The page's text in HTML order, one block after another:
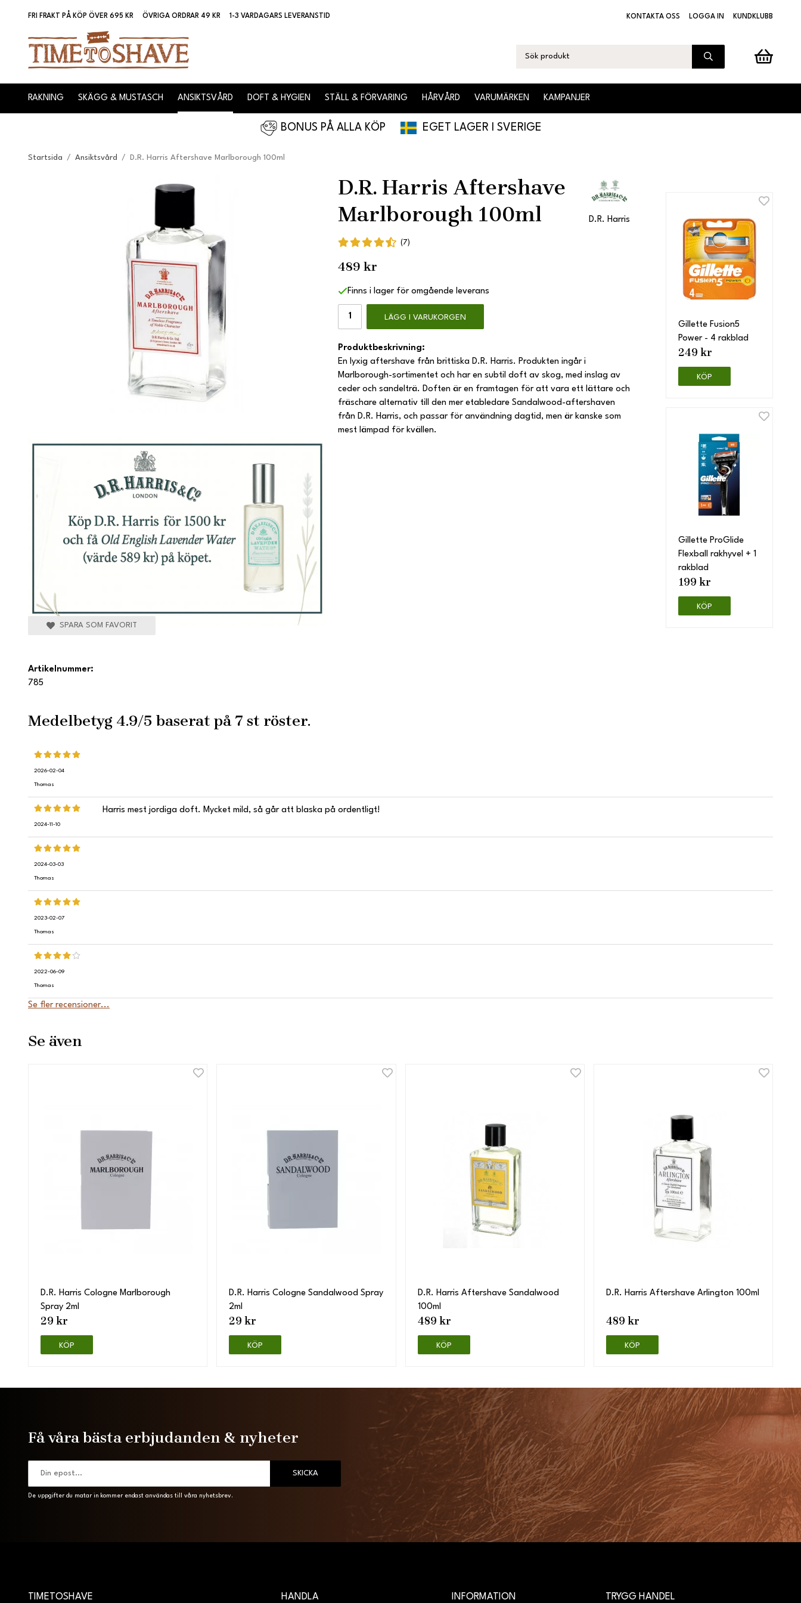
FRI FRAKT PÅ KÖP ÖVER 695 KR ÖVRIGA ORDRAR 49 KR 1-3 VARDAGARS LEVERANSTID KONTAKTA OSS LOGGA IN KUNDKLUBB
RAKNING SKÄGG & MUSTASCH ANSIKTSVÅRD DOFT & HYGIEN STÄLL & FÖRVARING HÅRVÅRD VARUMÄRKEN KAMPANJER
BONUS PÅ ALLA KÖP EGET LAGER I SVERIGE
Startsida / Ansiktsvård / D.R. Harris Aftershave Marlborough 100ml
D.R. Harris Aftershave
Marlborough 100ml
D.R. Harris
(7)
489 kr
Finns i lager för omgående leverans
LÄGG I VARUKORGEN
Produktbeskrivning:
En lyxig aftershave från brittiska D.R. Harris. Produkten ingår i
Marlborough-sortimentet och har en subtil doft av skog, med inslag av
ceder och sandelträ. Doften är en framtagen för att vara ett lättare och
fräschare alternativ till den mer etabledare Sandalwood-aftershaven
från D.R. Harris, och passar för användning dagtid, men är kanske som
mest lämpad för kvällen.
Gillette Fusion5
Power - 4 rakblad
249 kr
KÖP
Gillette ProGlide
Flexball rakhyvel + 1
rakblad
199 kr
KÖP
SPARA SOM FAVORIT
Artikelnummer:
785
Medelbetyg 4.9/5 baserat på 7 st röster.
2026-02-04
Thomas
2024-11-10
Harris mest jordiga doft. Mycket mild, så går att blaska på ordentligt!
2024-03-03
Thomas
2023-02-07
Thomas
2022-06-09
Thomas
Se fler recensioner...
Se även
D.R. Harris Cologne Marlborough
Spray 2ml
29 kr
KÖP
D.R. Harris Cologne Sandalwood Spray
2ml
29 kr
KÖP
D.R. Harris Aftershave Sandalwood
100ml
489 kr
KÖP
D.R. Harris Aftershave Arlington 100ml
489 kr
KÖP
Få våra bästa erbjudanden & nyheter
SKICKA
De uppgifter du matar in kommer endast användas till våra nyhetsbrev.
TIMETOSHAVE HANDLA INFORMATION TRYGG HANDEL